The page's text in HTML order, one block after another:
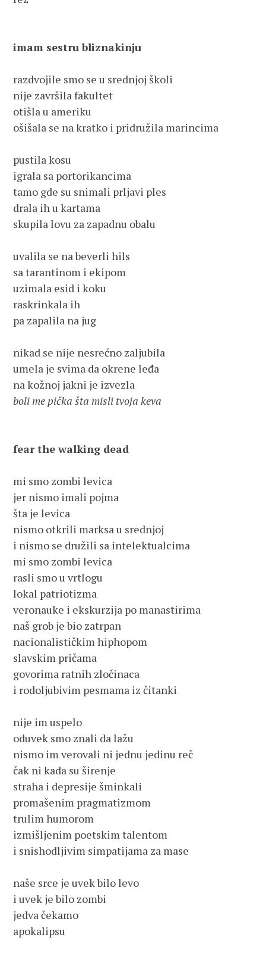
imam sestru bliznakinju
razdvojile smo se u srednjoj školi
nije završila fakultet
otišla u ameriku
ošišala se na kratko i pridružila marincima
pustila kosu
igrala sa portorikancima
tamo gde su snimali prljavi ples
drala ih u kartama
skupila lovu za zapadnu obalu
uvalila se na beverli hils
sa tarantinom i ekipom
uzimala esid i koku
raskrinkala ih
pa zapalila na jug
nikad se nije nesrećno zaljubila
umela je svima da okrene leđa
boli me pička šta misli tvoja keva
fear the walking dead
mi smo zombi levica
jer nismo imali pojma
šta je levica
nismo otkrili marksa u srednjoj
i nismo se družili sa intelektualcima
mi smo zombi levica
rasli smo u vrtlogu
lokal patriotizma
veronauke i ekskurzija po manastirima
naš grob je bio zatrpan
nacionalističkim hiphopom
slavskim pričama
govorima ratnih zločinaca
i rodoljubivim pesmama iz čitanki
nije im uspelo
oduvek smo znali da lažu
nismo im verovali ni jednu jedinu reč
čak ni kada su širenje
straha i depresije šminkali
promašenim pragmatizmom
trulim humorom
izmišljenim poetskim talentom
i snishodljivim simpatijama za mase
naše srce je uvek bilo levo
i uvek je bilo zombi
jedva čekamo
apokalipsu